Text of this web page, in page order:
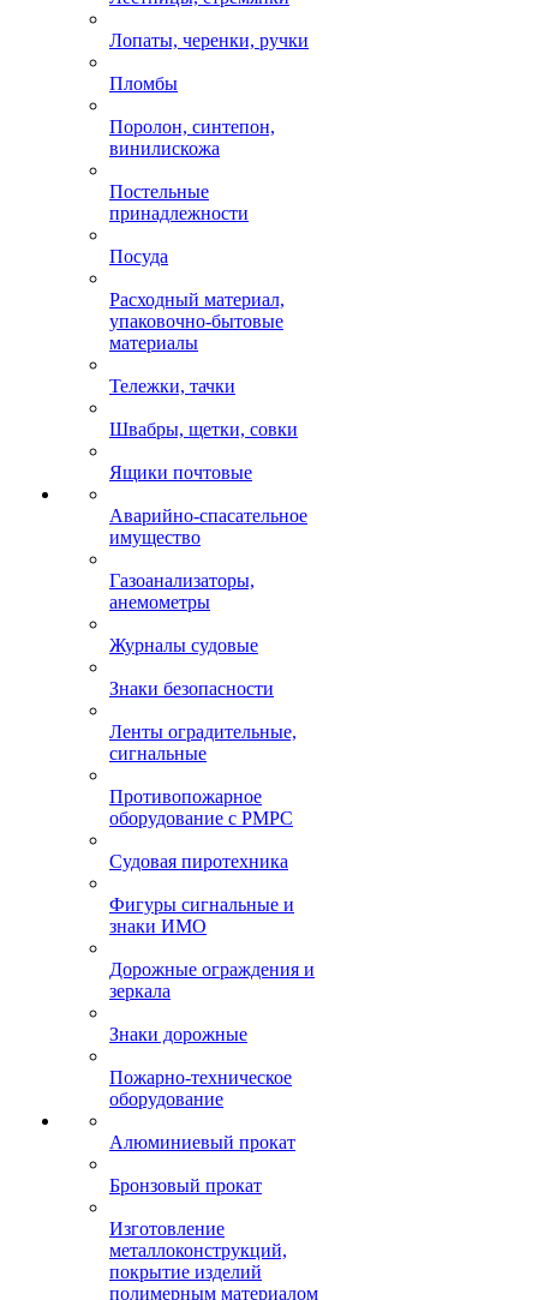
Лопаты, черенки, ручки
Пломбы
Поролон, синтепон,
винилискожа
Постельные
принадлежности
Посуда
Расходный материал,
упаковочно-бытовые
материалы
Тележки, тачки
Швабры, щетки, совки
Ящики почтовые
Аварийно-спасательное
имущество
Газоанализаторы,
анемометры
Журналы судовые
Знаки безопасности
Ленты оградительные,
сигнальные
Противопожарное
оборудование с РМРС
Судовая пиротехника
Фигуры сигнальные и
знаки ИМО
Дорожные ограждения и
зеркала
Знаки дорожные
Пожарно-техническое
оборудование
Алюминиевый прокат
Бронзовый прокат
Изготовление
металлоконструкций,
покрытие изделий
полимерным материалом